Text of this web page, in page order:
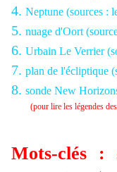
4. Neptune (sources :
5. nuage d'Oort
6. Urbain Le Verrier
7. plan de l'écliptique
8. sonde New
(pour lire les légendes
Mots-clés :